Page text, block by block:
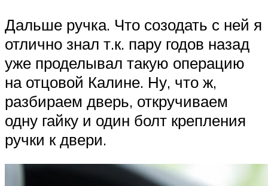
Дальше ручка. Что созодать с ней я
отлично знал т.к. пару годов назад
уже проделывал такую операцию
на отцовой Калине. Ну, что ж,
разбираем дверь, откручиваем
одну гайку и один болт крепления
ручки к двери.